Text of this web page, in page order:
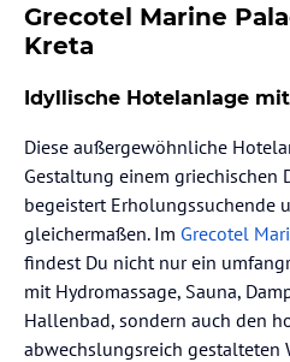
Grecotel Marine
Kreta
Idyllische Hotelanlage
Diese außergewöhnliche
Gestaltung einem griechischen
begeistert Erholungssuchende
gleichermaßen. Im Grecotel
findest Du nicht nur ein
mit Hydromassage, Sauna,
Hallenbad, sondern auch den
abwechslungsreich gestalteten